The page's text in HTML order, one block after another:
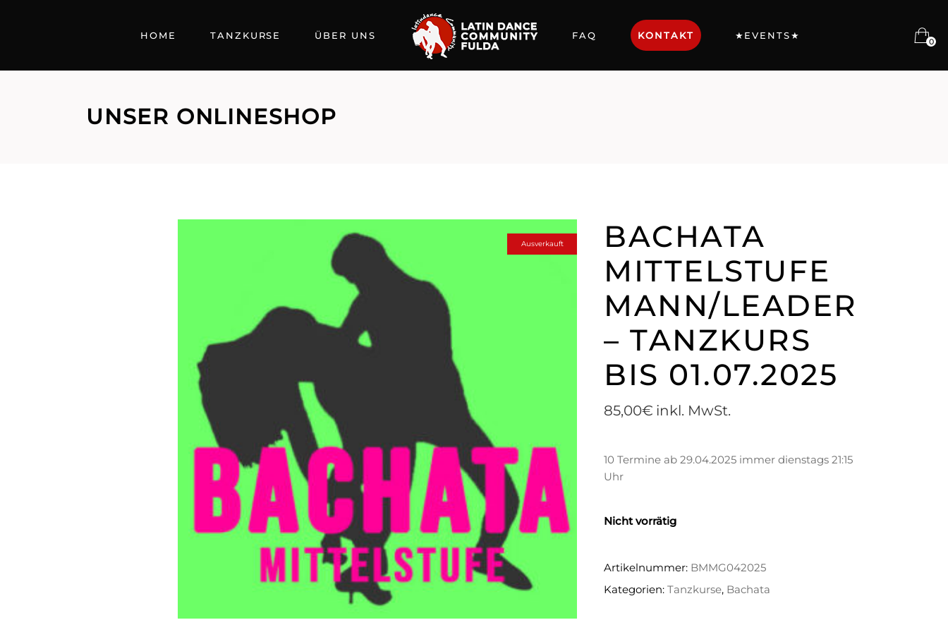
HOME TANZKURSE ÜBER UNS FAQ KONTAKT ★EVENTS★
0
UNSER ONLINESHOP
Ausverkauft
BACHATA
MITTELSTUFE
MANN/LEADER
– TANZKURS
BIS 01.07.2025
85,00€ inkl. MwSt.
10 Termine ab 29.04.2025 immer dienstags 21:15
Uhr
Nicht vorrätig
Artikelnummer: BMMG042025
Kategorien: Tanzkurse, Bachata